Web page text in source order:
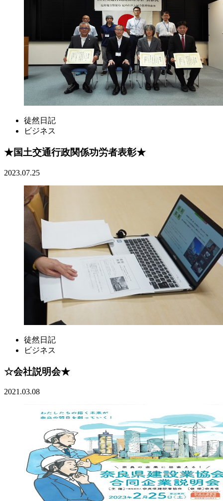
徒然日記
ビジネス
★国土交通行政関係功労者表彰★
2023.07.25
徒然日記
ビジネス
☆会社説明会★
2021.03.08